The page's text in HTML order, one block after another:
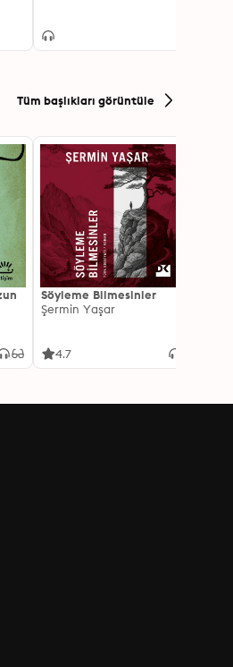
Tüm başlıkları görüntüle
Söyleme Bilmesinler
Şermin Yaşar
4.7